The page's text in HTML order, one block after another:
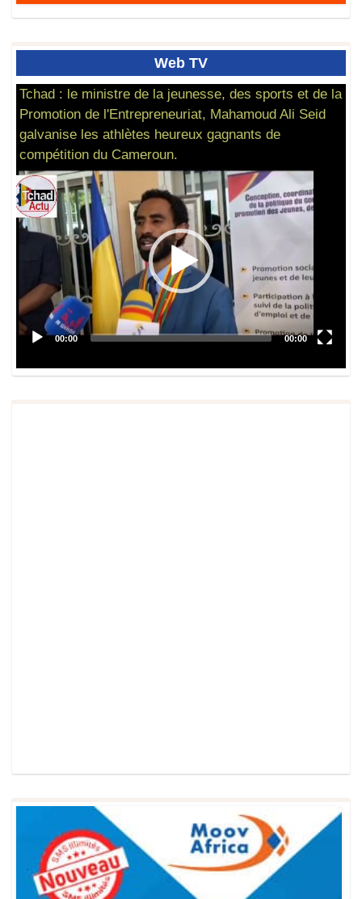
Web TV
Tchad : le ministre de la jeunesse, des sports et de la
Promotion de l'Entrepreneuriat, Mahamoud Ali Seid
galvanise les athlètes heureux gagnants de
compétition du Cameroun.